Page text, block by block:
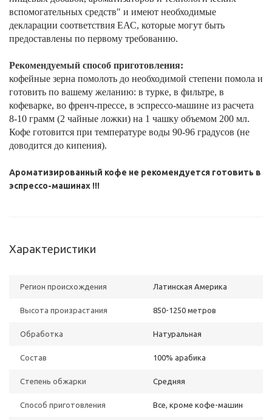
вспомогательных средств" и имеют необходимые
декларации соответствия ЕАС, которые могут быть
предоставлены по первому требованию.
Рекомендуемый способ приготовления:
кофейные зерна помолоть до необходимой степени помола и
готовить по вашему желанию: в турке, в фильтре, в
кофеварке, во френч-прессе, в эспрессо-машине из расчета
8-10 грамм (2 чайные ложки) на 1 чашку объемом 200 мл.
Кофе готовится при температуре воды 90-96 градусов (не
доводится до кипения).
Ароматизированный кофе не рекомендуется готовить в
эспрессо-машинах !!!
Характеристики
Регион происхождения Латинская Америка
Высота произрастания 850-1250 метров
Обработка Натуральная
Состав 100% арабика
Степень обжарки Средняя
Способ приготовления Все, кроме кофе-машин